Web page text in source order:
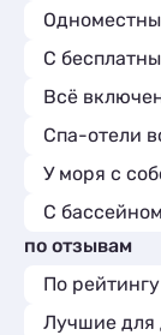
С
Всё
Спа-отели
У моря с
С
по отзывам
По рейтингу
Лучшие для